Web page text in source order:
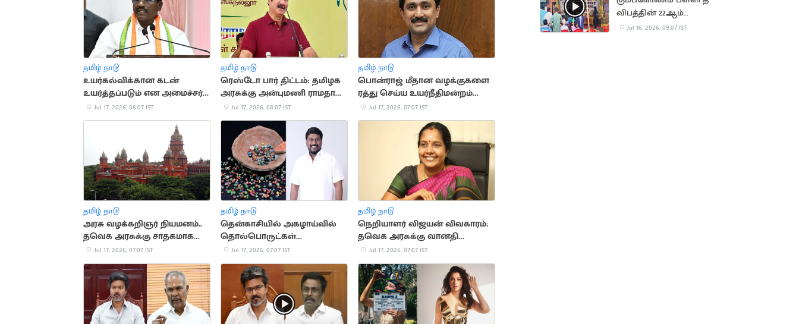
தமிழ் நாடு
உயர்கல்விக்கான கடன்
உயர்த்தப்படும் என அமைச்சர்
அறிவிப்பு
Jul 17, 2026, 08:07 IST
தமிழ் நாடு
ரெஸ்டோ பார் திட்டம்: தமிழக
அரசுக்கு அன்புமணி ராமதாஸ்
கண்டனம்
Jul 17, 2026, 08:07 IST
தமிழ் நாடு
பொன்ராஜ் மீதான வழக்குகளை
ரத்து செய்ய உயர்நீதிமன்றம்
மறுப்பு
Jul 17, 2026, 07:07 IST
தமிழ் நாடு
அரசு வழக்கறிஞர் நியமனம்..
தவெக அரசுக்கு சாதகமாக
நீதிபதி கருத்து
Jul 17, 2026, 07:07 IST
தமிழ் நாடு
தென்காசியில் அகழாய்வில்
தொல்பொருட்கள்
கண்டெடுப்பு - அமைச்சர்
ராஜ்மோகன் தகவல்
Jul 17, 2026, 07:07 IST
தமிழ் நாடு
நெறியாளர் விஜயன் விவகாரம்:
தவெக அரசுக்கு வானதி
ஸ்ரீனிவாசன் கண்டனம்
Jul 17, 2026, 07:07 IST
விபத்தின் 22ஆம்
ஆண்டு நினைவு தினம்
Jul 16, 2026, 09:07 IST